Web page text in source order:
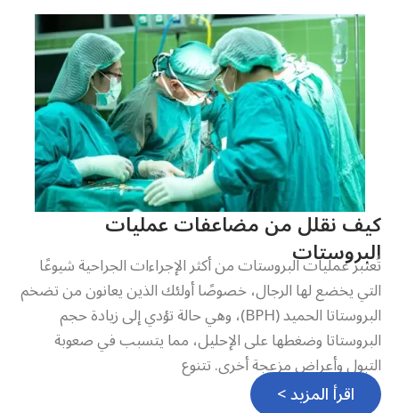
كيف نقلل من مضاعفات عمليات
البروستات
تُعتبر عمليات البروستات من أكثر الإجراءات الجراحية شيوعًا
التي يخضع لها الرجال، خصوصًا أولئك الذين يعانون من تضخم
البروستاتا الحميد (BPH)، وهي حالة تؤدي إلى زيادة حجم
البروستاتا وضغطها على الإحليل، مما يتسبب في صعوبة
التبول وأعراض مزعجة أخرى. تتنوع
اقرأ المزيد >